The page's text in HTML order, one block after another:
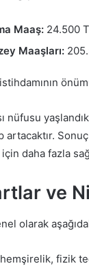
Maaş: 24.500
Maaşları:
nüfusu
daha fazla
ve
olarak
fizik